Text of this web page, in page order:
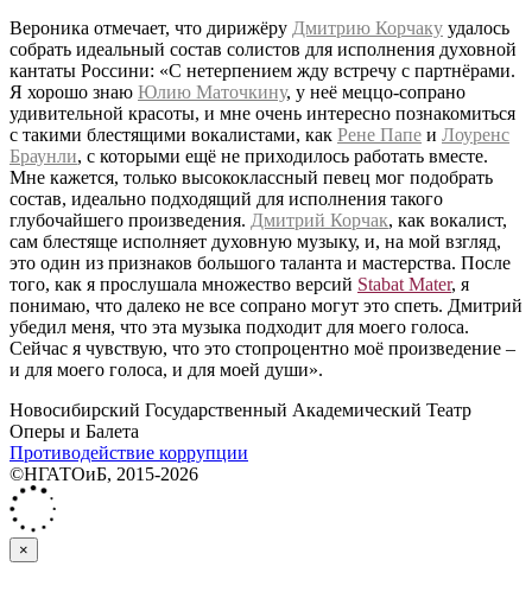
Вероника отмечает, что дирижёру Дмитрию Корчаку удалось
собрать идеальный состав солистов для исполнения духовной
кантаты Россини: «С нетерпением жду встречу с партнёрами.
Я хорошо знаю Юлию Маточкину, у неё меццо-сопрано
удивительной красоты, и мне очень интересно познакомиться
с такими блестящими вокалистами, как Рене Папе и Лоуренс
Браунли, с которыми ещё не приходилось работать вместе.
Мне кажется, только высококлассный певец мог подобрать
состав, идеально подходящий для исполнения такого
глубочайшего произведения. Дмитрий Корчак, как вокалист,
сам блестяще исполняет духовную музыку, и, на мой взгляд,
это один из признаков большого таланта и мастерства. После
того, как я прослушала множество версий Stabat Mater, я
понимаю, что далеко не все сопрано могут это спеть. Дмитрий
убедил меня, что эта музыка подходит для моего голоса.
Сейчас я чувствую, что это стопроцентно моё произведение –
и для моего голоса, и для моей души».
Новосибирский Государственный Академический Театр
Оперы и Балета
Противодействие коррупции
©НГАТОиБ, 2015-2026
×